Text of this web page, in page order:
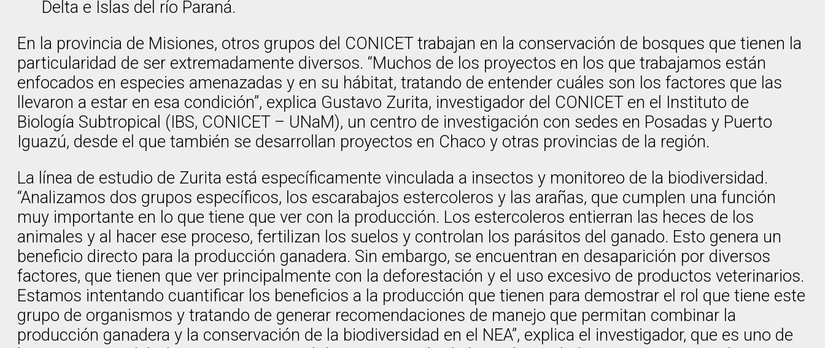
Delta e Islas del río Paraná.
En la provincia de Misiones, otros grupos del CONICET trabajan en la conservación de bosques que tienen la
particularidad de ser extremadamente diversos. “Muchos de los proyectos en los que trabajamos están
enfocados en especies amenazadas y en su hábitat, tratando de entender cuáles son los factores que las
llevaron a estar en esa condición”, explica Gustavo Zurita, investigador del CONICET en el Instituto de
Biología Subtropical (IBS, CONICET – UNaM), un centro de investigación con sedes en Posadas y Puerto
Iguazú, desde el que también se desarrollan proyectos en Chaco y otras provincias de la región.
La línea de estudio de Zurita está específicamente vinculada a insectos y monitoreo de la biodiversidad.
“Analizamos dos grupos específicos, los escarabajos estercoleros y las arañas, que cumplen una función
muy importante en lo que tiene que ver con la producción. Los estercoleros entierran las heces de los
animales y al hacer ese proceso, fertilizan los suelos y controlan los parásitos del ganado. Esto genera un
beneficio directo para la producción ganadera. Sin embargo, se encuentran en desaparición por diversos
factores, que tienen que ver principalmente con la deforestación y el uso excesivo de productos veterinarios.
Estamos intentando cuantificar los beneficios a la producción que tienen para demostrar el rol que tiene este
grupo de organismos y tratando de generar recomendaciones de manejo que permitan combinar la
producción ganadera y la conservación de la biodiversidad en el NEA”, explica el investigador, que es uno de